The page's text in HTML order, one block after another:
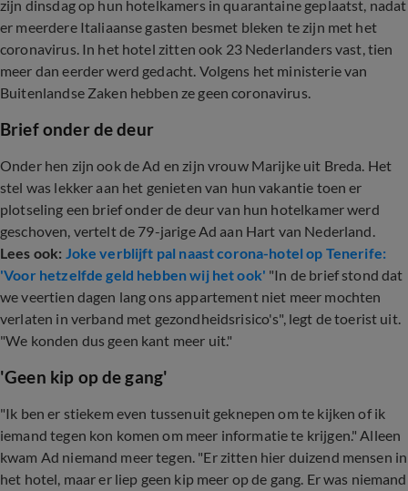
zijn dinsdag op hun hotelkamers in quarantaine geplaatst, nadat
er meerdere Italiaanse gasten besmet bleken te zijn met het
coronavirus. In het hotel zitten ook 23 Nederlanders vast, tien
meer dan eerder werd gedacht. Volgens het ministerie van
Buitenlandse Zaken hebben ze geen coronavirus.
Brief onder de deur
Onder hen zijn ook de Ad en zijn vrouw Marijke uit Breda. Het
stel was lekker aan het genieten van hun vakantie toen er
plotseling een brief onder de deur van hun hotelkamer werd
geschoven, vertelt de 79-jarige Ad aan Hart van Nederland.
Lees ook: Joke verblijft pal naast corona-hotel op Tenerife:
'Voor hetzelfde geld hebben wij het ook' "In de brief stond dat
we veertien dagen lang ons appartement niet meer mochten
verlaten in verband met gezondheidsrisico's", legt de toerist uit.
"We konden dus geen kant meer uit."
'Geen kip op de gang'
"Ik ben er stiekem even tussenuit geknepen om te kijken of ik
iemand tegen kon komen om meer informatie te krijgen." Alleen
kwam Ad niemand meer tegen. "Er zitten hier duizend mensen in
het hotel, maar er liep geen kip meer op de gang. Er was niemand